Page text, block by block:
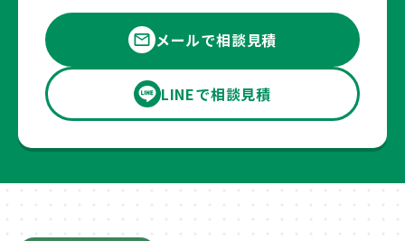
メールで相談見積
LINEで相談見積